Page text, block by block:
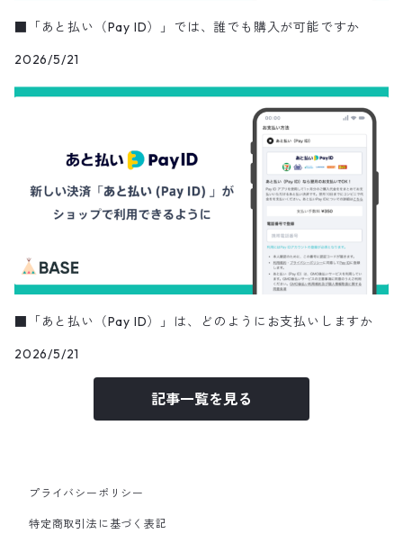
■「あと払い（Pay ID）」では、誰でも購入が可能ですか
2026/5/21
■「あと払い（Pay ID）」は、どのようにお支払いしますか
2026/5/21
記事一覧を見る
プライバシーポリシー
特定商取引法に基づく表記